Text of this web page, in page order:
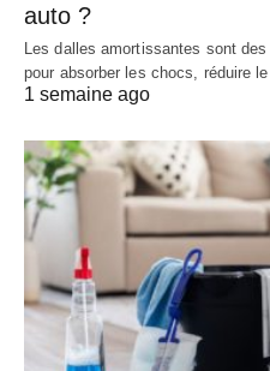
auto ?
Les dalles amortissantes sont
pour absorber les chocs, réduire
1 semaine ago